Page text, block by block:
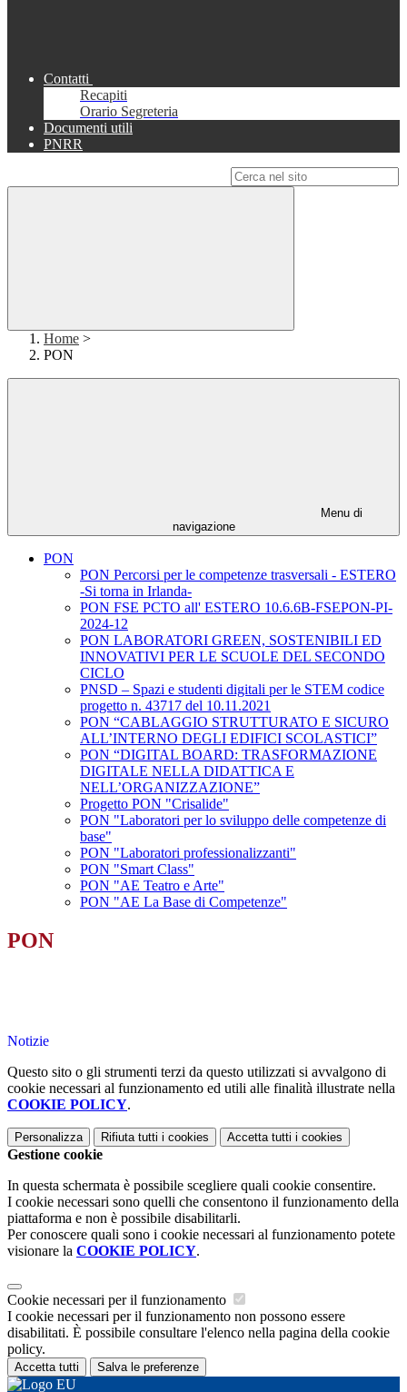
Contatti
Recapiti
Orario Segreteria
Documenti utili
PNRR
Home >
PON
Menu di
navigazione
PON
PON Percorsi per le competenze trasversali - ESTERO
-Si torna in Irlanda-
PON FSE PCTO all' ESTERO 10.6.6B-FSEPON-PI-
2024-12
PON LABORATORI GREEN, SOSTENIBILI ED
INNOVATIVI PER LE SCUOLE DEL SECONDO
CICLO
PNSD – Spazi e studenti digitali per le STEM codice
progetto n. 43717 del 10.11.2021
PON “CABLAGGIO STRUTTURATO E SICURO
ALL’INTERNO DEGLI EDIFICI SCOLASTICI”
PON “DIGITAL BOARD: TRASFORMAZIONE
DIGITALE NELLA DIDATTICA E
NELL’ORGANIZZAZIONE”
Progetto PON "Crisalide"
PON "Laboratori per lo sviluppo delle competenze di
base"
PON "Laboratori professionalizzanti"
PON "Smart Class"
PON "AE Teatro e Arte"
PON "AE La Base di Competenze"
PON
Notizie
Questo sito o gli strumenti terzi da questo utilizzati si avvalgono di
cookie necessari al funzionamento ed utili alle finalità illustrate nella
COOKIE POLICY.
Personalizza Rifiuta tutti i cookies Accetta tutti i cookies
Gestione cookie
In questa schermata è possibile scegliere quali cookie consentire.
I cookie necessari sono quelli che consentono il funzionamento della
piattaforma e non è possibile disabilitarli.
Per conoscere quali sono i cookie necessari al funzionamento potete
visionare la COOKIE POLICY.
Cookie necessari per il funzionamento
I cookie necessari per il funzionamento non possono essere
disabilitati. È possibile consultare l'elenco nella pagina della cookie
policy.
Accetta tutti Salva le preferenze